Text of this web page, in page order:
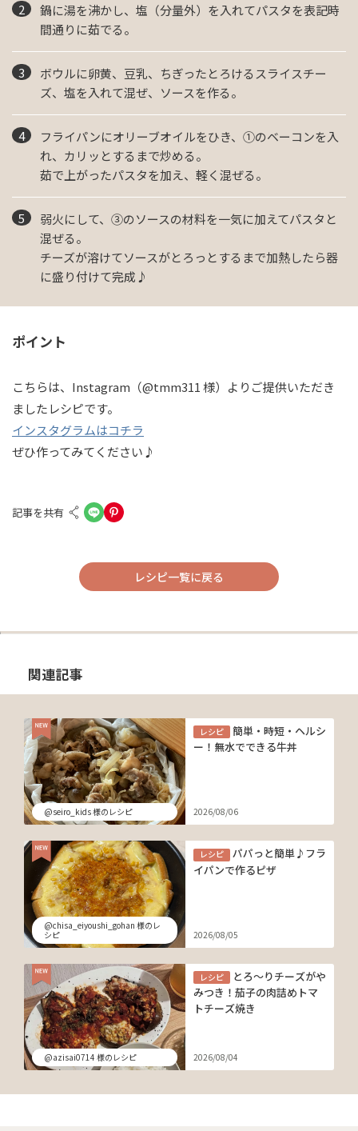
鍋に湯を沸かし、塩（分量外）を入れてパスタを表記時
間通りに茹でる。
ボウルに卵黄、豆乳、ちぎったとろけるスライスチー
ズ、塩を入れて混ぜ、ソースを作る。
フライパンにオリーブオイルをひき、①のベーコンを入
れ、カリッとするまで炒める。
茹で上がったパスタを加え、軽く混ぜる。
弱火にして、③のソースの材料を一気に加えてパスタと
混ぜる。
チーズが溶けてソースがとろっとするまで加熱したら器
に盛り付けて完成♪
ポイント
こちらは、Instagram（@tmm311 様）よりご提供いただき
ましたレシピです。
インスタグラムはコチラ
ぜひ作ってみてください♪
記事を共有
レシピ一覧に戻る
関連記事
@seiro_kids 様のレシピ
レシピ
簡単・時短・ヘルシ
ー！無水でできる牛丼
2026/08/06
@chisa_eiyoushi_gohan 様のレ
シピ
レシピ
パパっと簡単♪フラ
イパンで作るピザ
2026/08/05
@azisai0714 様のレシピ
レシピ
とろ～りチーズがや
みつき！茄子の肉詰めトマ
トチーズ焼き
2026/08/04